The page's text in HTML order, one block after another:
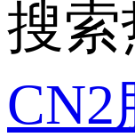
搜索
CN2